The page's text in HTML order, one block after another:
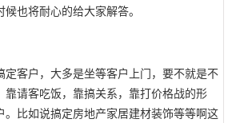
也将耐心的给大家解答。
定客户，大多是坐等客户上门，要不就是不
靠请客吃饭，靠搞关系，靠打价格战的形
。比如说搞定房地产家居建材装饰等等啊这